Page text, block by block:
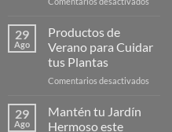
Página
29
Ago
Productos de
Verano para Cuidar
tus Plantas
Comentarios desactivados
29
Ago
Mantén tu Jardín
Hermoso este